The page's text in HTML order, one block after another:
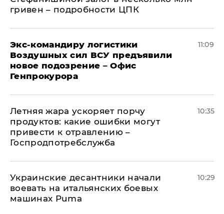
гривен – подробности ЦПК
Экс-командиру логистики
Воздушных сил ВСУ предъявили
новое подозрение – Офис
Генпрокурора
11:09
Летняя жара ускоряет порчу
продуктов: какие ошибки могут
привести к отравлению –
Госпродпотребслужба
10:35
Украинские десантники начали
воевать на итальянских боевых
машинах Puma
10:29